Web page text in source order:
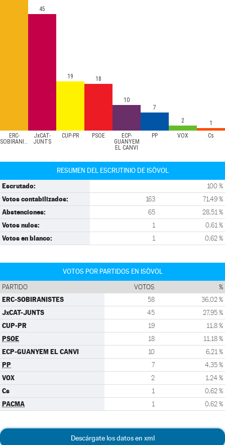
ERC-
SOBIRANISTES
JxCAT-
JUNTS
CUP-PR PSOE
ECP-
GUANYEM
EL CANVI
PP VOX Cs
45
19 18
10
7
2
1
RESUMEN DEL ESCRUTINIO DE ISÒVOL
Escrutado: 100 %
Votos contabilizados: 163 71,49 %
Abstenciones: 65 28,51 %
Votos nulos: 1 0,61 %
Votos en blanco: 1 0,62 %
VOTOS POR PARTIDOS EN ISÒVOL
PARTIDO VOTOS %
ERC-SOBIRANISTES 58 36,02 %
JxCAT-JUNTS 45 27,95 %
CUP-PR 19 11,8 %
PSOE 18 11,18 %
ECP-GUANYEM EL CANVI 10 6,21 %
PP 7 4,35 %
VOX 2 1,24 %
Cs 1 0,62 %
PACMA 1 0,62 %
Descárgate los datos en xml